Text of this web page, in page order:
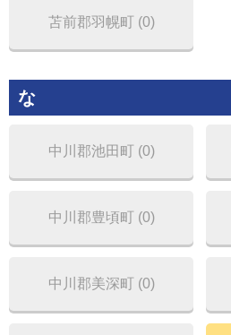
苫前郡羽幌町 (0)
な
中川郡池田町 (0)
中川郡豊頃町 (0)
中川郡美深町 (0)